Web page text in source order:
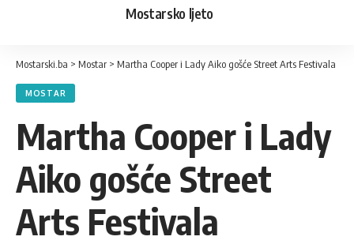
Mostarsko ljeto
Mostarski.ba > Mostar > Martha Cooper i Lady Aiko gošće Street Arts Festivala
MOSTAR
Martha Cooper i Lady
Aiko gošće Street
Arts Festivala